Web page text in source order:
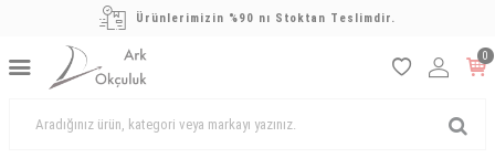
Ürünlerimizin %90 nı Stoktan Teslimdir.
0